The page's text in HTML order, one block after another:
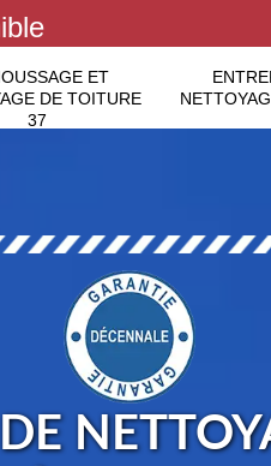
ET
DE TOITURE
37